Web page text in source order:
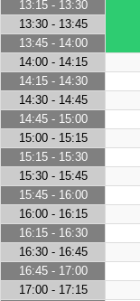
13:15 - 13:30
13:30 - 13:45
13:45 - 14:00
14:00 - 14:15
14:15 - 14:30
14:30 - 14:45
14:45 - 15:00
15:00 - 15:15
15:15 - 15:30
15:30 - 15:45
15:45 - 16:00
16:00 - 16:15
16:15 - 16:30
16:30 - 16:45
16:45 - 17:00
17:00 - 17:15